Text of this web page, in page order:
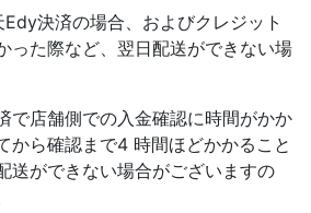
決済の場合、およびクレジット
った際など、翌日配送ができない場
で店舗側での入金確認に時間がかか
から確認まで4 時間ほどかかること
送ができない場合がございますの